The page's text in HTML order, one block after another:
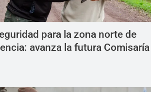
para la zona norte de
avanza la futura Comisaría